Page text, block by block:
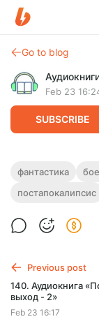
Go to blog
Feb 23
SUBSCRIBE
141.
Полная версия.
Слушайте эту и
Фантастика
фантастика
постапокалипсис
Previous post
140. Аудиокнига
выход - 2»
Feb 23 16:17